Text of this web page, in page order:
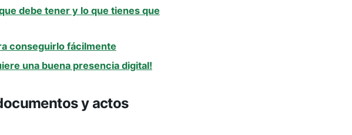
debe tener y lo que tienes que
conseguirlo fácilmente
una buena presencia digital!
y actos